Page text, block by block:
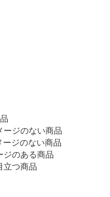
ージのない商品
ージのない商品
ジのある商品
立つ商品